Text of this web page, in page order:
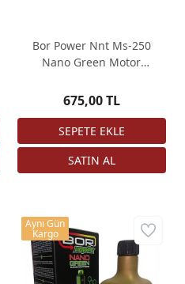
Bor Power Nnt Ms-250
Nano Green Motor
675,00 TL
Aynı Gün
Kargo